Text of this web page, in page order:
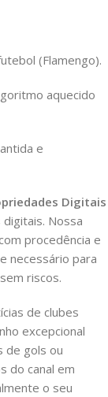
(Flamengo).
aquecido
e
Digitais
Nossa
procedência e
necessário para
riscos.
de clubes
excepcional
de gols ou
do canal em
o seu